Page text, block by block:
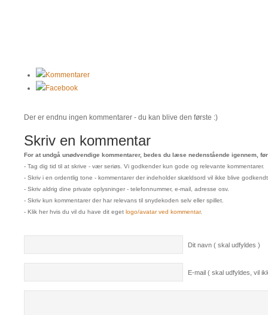
Kommentarer
Facebook
Der er endnu ingen kommentarer - du kan blive den første :)
Skriv en kommentar
For at undgå unødvendige kommentarer, bedes du læse nedenstående igennem,
- Tag dig tid til at skrive - vær seriøs. Vi godkender kun gode og relevante kommentarer.
- Skriv i en ordentlig tone - kommentarer der indeholder skældsord vil ikke blive
- Skriv aldrig dine private oplysninger - telefonnummer, e-mail, adresse osv.
- Skriv kun kommentarer der har relevans til snydekoden selv eller spillet.
- Klik her hvis du vil du have dit eget logo/avatar ved kommentar.
Dit navn ( skal udfyldes )
E-mail ( skal udfyldes, vil